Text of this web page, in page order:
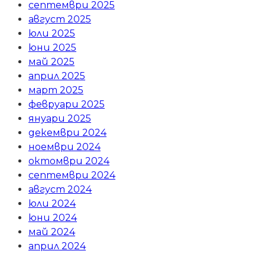
септември 2025
август 2025
юли 2025
юни 2025
май 2025
април 2025
март 2025
февруари 2025
януари 2025
декември 2024
ноември 2024
октомври 2024
септември 2024
август 2024
юли 2024
юни 2024
май 2024
април 2024